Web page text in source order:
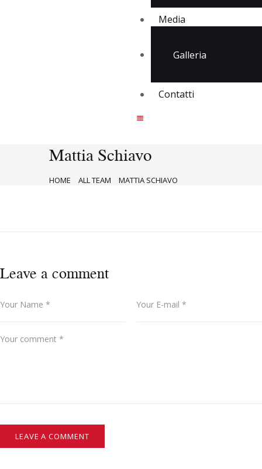
Media
Galleria
Contatti
Mattia Schiavo
HOME ALL TEAM MATTIA SCHIAVO
Leave a comment